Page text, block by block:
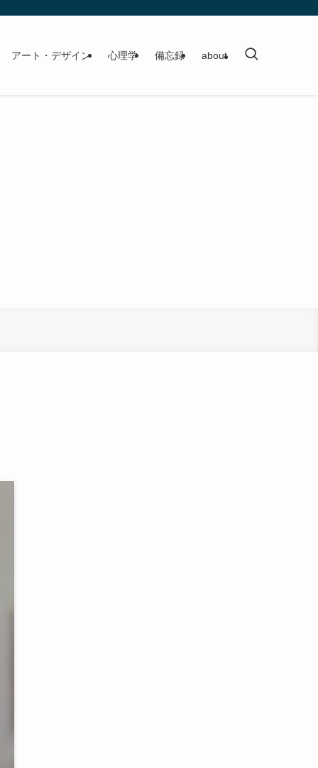
アート・デザイン 心理学 備忘録 about